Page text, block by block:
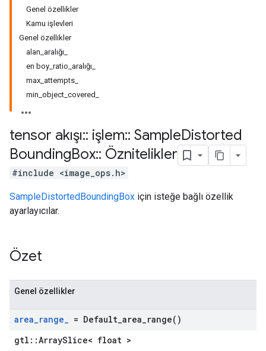
Genel özellikler
Kamu işlevleri
Genel özellikler
alan_aralığı_
en boy_ratio_aralığı_
max_attempts_
min_object_covered_
tensor akışı:: işlem:: SampleDistorted
BoundingBox:: Öznitelikler
#include <image_ops.h>
SampleDistortedBoundingBox için isteğe bağlı özellik
ayarlayıcılar.
Özet
Genel özellikler
area_range_ = Default_area_range( )
gtl::ArraySlice< float >